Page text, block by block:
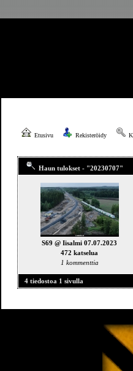
Etusivu Rekisteröidy
Haun tulokset - "20230707"
S69 @ Iisalmi 07.07.2023
472 katselua
1 kommenttia
4 tiedostoa 1 sivulla